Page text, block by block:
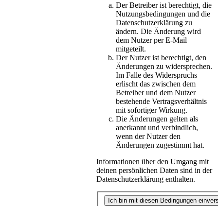
Der Betreiber ist berechtigt, die
Nutzungsbedingungen und die
Datenschutzerklärung zu
ändern. Die Änderung wird
dem Nutzer per E-Mail
mitgeteilt.
Der Nutzer ist berechtigt, den
Änderungen zu widersprechen.
Im Falle des Widerspruchs
erlischt das zwischen dem
Betreiber und dem Nutzer
bestehende Vertragsverhältnis
mit sofortiger Wirkung.
Die Änderungen gelten als
anerkannt und verbindlich,
wenn der Nutzer den
Änderungen zugestimmt hat.
Informationen über den Umgang mit
deinen persönlichen Daten sind in der
Datenschutzerklärung enthalten.